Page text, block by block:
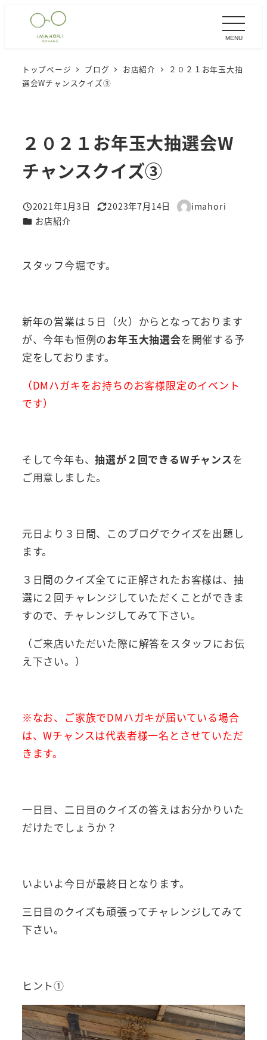
MENU
トップページ ブログ お店紹介
２０２１お年玉大抽
選会Wチャンスクイズ③
２０２１お年玉大抽選会W
チャンスクイズ③
投稿日
2021年1月3日
更新日
2023年7月14日
著
imahori
カテゴリー
お店紹介
スタッフ今堀です。
新年の営業は５日（火）からとなっております
が、今年も恒例のお年玉大抽選会を開催する予
定をしております。
（DMハガキをお持ちのお客様限定のイベント
です）
そして今年も、抽選が２回できるWチャンスを
ご用意しました。
元日より３日間、このブログでクイズを出題し
ます。
３日間のクイズ全てに正解されたお客様は、抽
選に２回チャレンジしていただくことができま
すので、チャレンジしてみて下さい。
（ご来店いただいた際に解答をスタッフにお伝
え下さい。）
※なお、ご家族でDMハガキが届いている場合
は、Wチャンスは代表者様一名とさせていただ
きます。
一日目、二日目のクイズの答えはお分かりいた
だけたでしょうか？
いよいよ今日が最終日となります。
三日目のクイズも頑張ってチャレンジしてみて
下さい。
ヒント①